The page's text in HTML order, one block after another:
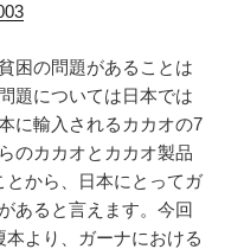
困の問題があることは
題については日本では
に輸入されるカカオの7
のカカオとカカオ製品
から、日本にとってガ
あると言えます。今回
より、ガーナにおける